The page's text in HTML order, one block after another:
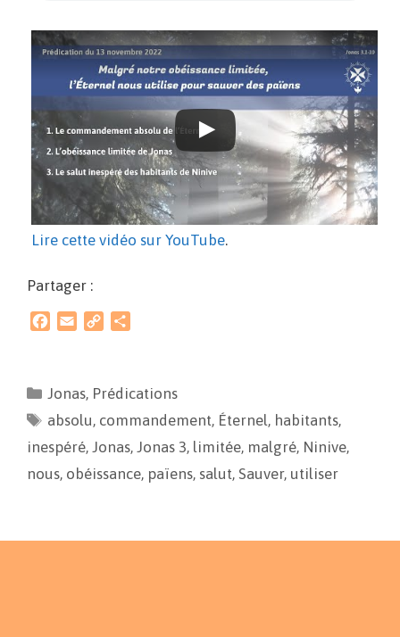
Lire cette vidéo sur YouTube.
Partager :
b
o
k
l
L
i
a
g
r
Jonas, Prédications
absolu, commandement, Éternel, habitants,
inespéré, Jonas, Jonas 3, limitée, malgré, Ninive,
nous, obéissance, païens, salut, Sauver, utiliser